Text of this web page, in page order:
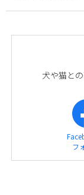
犬や猫と
フ